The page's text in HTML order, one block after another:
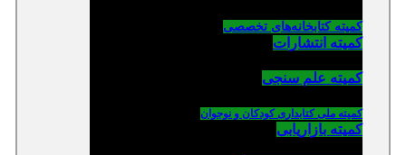
کمیته کتابخانه‌های تخصصی
کمیته انتشارات
کمیته علم سنجی
کمیته ملی کتابداری کودکان و نوجوان
کمیته بازاریابی